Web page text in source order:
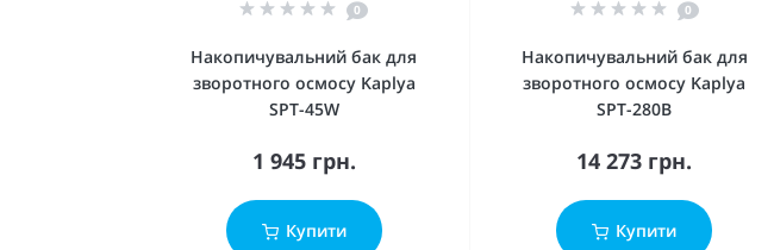
0
Накопичувальний бак для
зворотного осмосу Kaplya
SPT-45W
1 945 грн.
Купити
0
Накопичувальний бак для
зворотного осмосу Kaplya
SPT-280B
14 273 грн.
Купити